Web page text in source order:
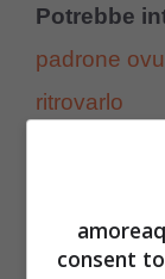
Potrebbe
padrone
ritrovarlo
Pian piano,
fiducia con
un giorno
consent